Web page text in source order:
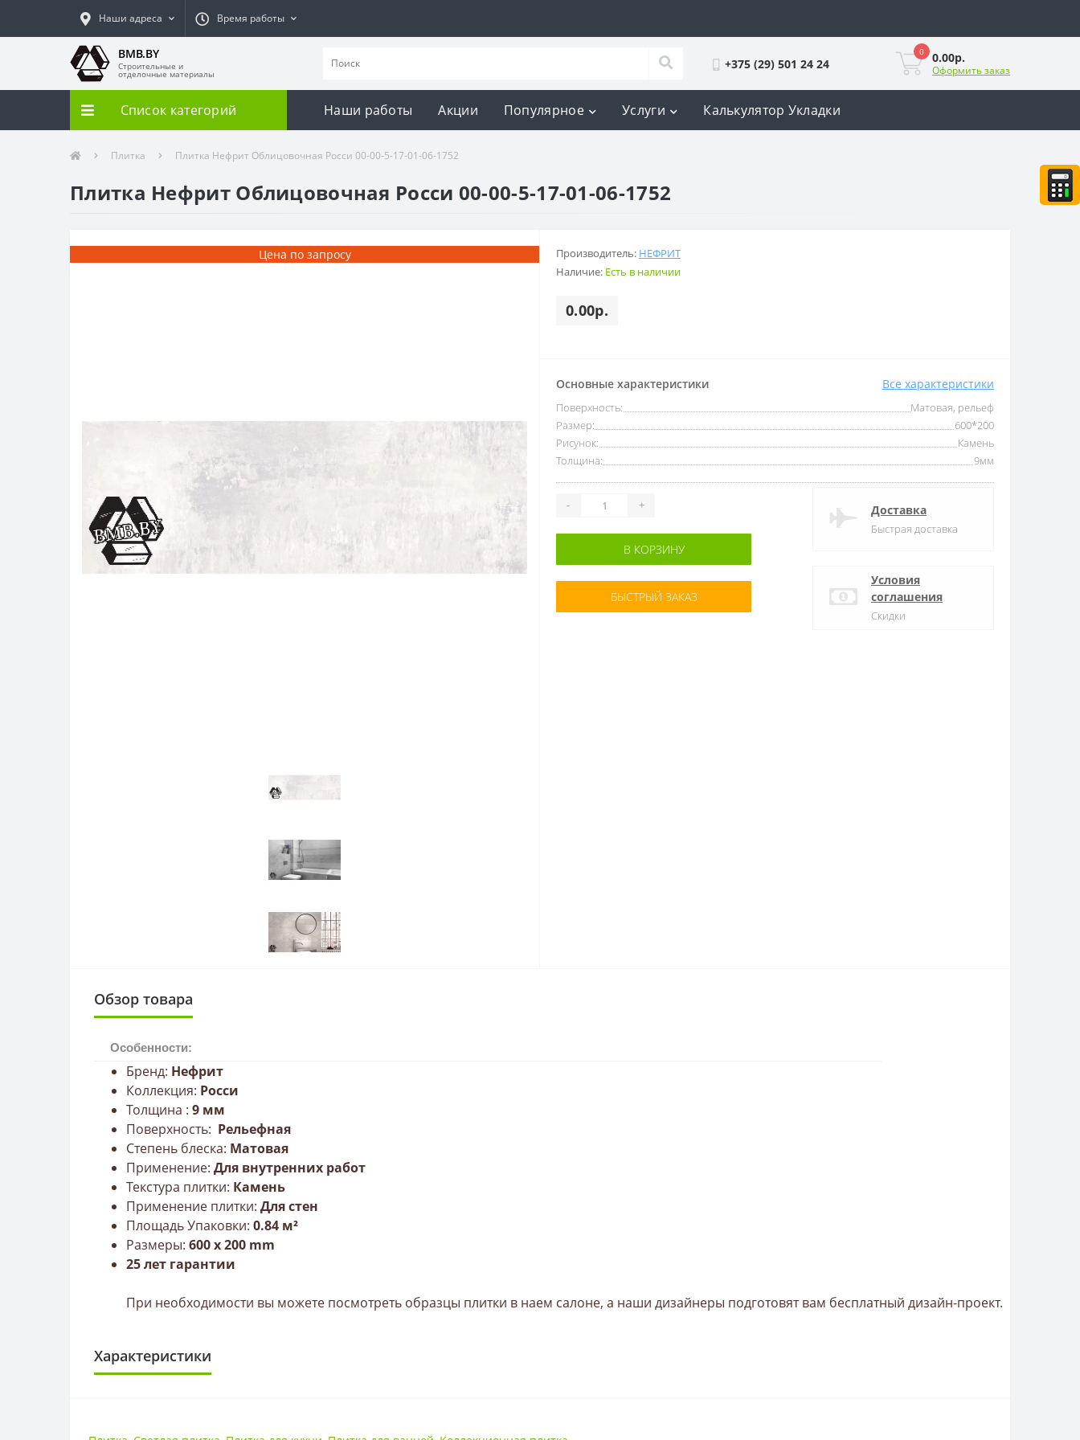
Наши адреса Время работы
BMB.BY
Строительные и
отделочные материалы
+375 (29) 501 24 24
0 0.00р.
Оформить заказ
Список категорий Наши работы Акции Популярное Услуги Калькулятор Укладки
Плитка Плитка Нефрит Облицовочная Росси 00-00-5-17-01-06-1752
Плитка Нефрит Облицовочная Росси 00-00-5-17-01-06-1752
Цена по запросу Производитель: НЕФРИТ
Наличие: Есть в наличии
0.00р.
Основные характеристики Все характеристики
Поверхность:
Матовая, рельеф
Размер:
600*200
Рисунок:
Камень
Толщина:
9мм
- +
В КОРЗИНУ
БЫСТРЫЙ ЗАКАЗ
Доставка
Быстрая доставка
Условия
соглашения
Скидки
Обзор товара
Особенности:
Бренд: Нефрит
Коллекция: Росси
Толщина : 9 мм
Поверхность: Рельефная
Степень блеска: Матовая
Применение: Для внутренних работ
Текстура плитки: Камень
Применение плитки: Для стен
Площадь Упаковки: 0.84 м²
Размеры: 600 x 200 mm
25 лет гарантии
При необходимости вы можете посмотреть образцы плитки в наем салоне, а наши дизайнеры подготовят вам бесплатный дизайн-проект.
Характеристики